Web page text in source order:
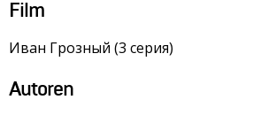
Film
Иван Грозный (3 серия)
Autoren